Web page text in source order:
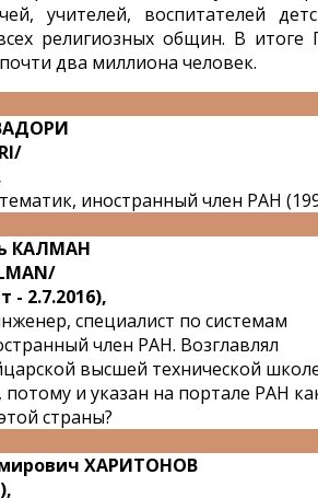
учителей, воспитателей
религиозных общин. В итоге
два миллиона человек.
иностранный член РАН
КАЛМАН
- 2.7.2016),
специалист по системам
член РАН. Возглавлял
высшей технической
и указан на портале РАН
страны?
ХАРИТОНОВ